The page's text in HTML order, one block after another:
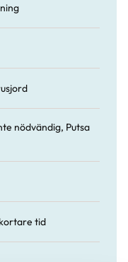
nödvändig, Putsa
tid